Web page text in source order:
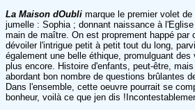
La Maison dOubli marque le premier volet
jumelle : Sophia ; donnant naissance à
main de maître. On est proprement happé
dévoiler l'intrigue petit à petit tout du long,
également une belle éthique, promulguant
plus encore. Histoire d'enfants, peut-être,
abordant bon nombre de questions brûlantes
Dans l'ensemble, cette oeuvre pourrait se
bonheur, voilà ce que jen dis